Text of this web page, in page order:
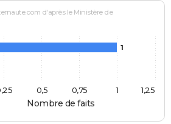
Nombre de faits
d'après le Ministère de
1
1
0,5 0,75 1,25